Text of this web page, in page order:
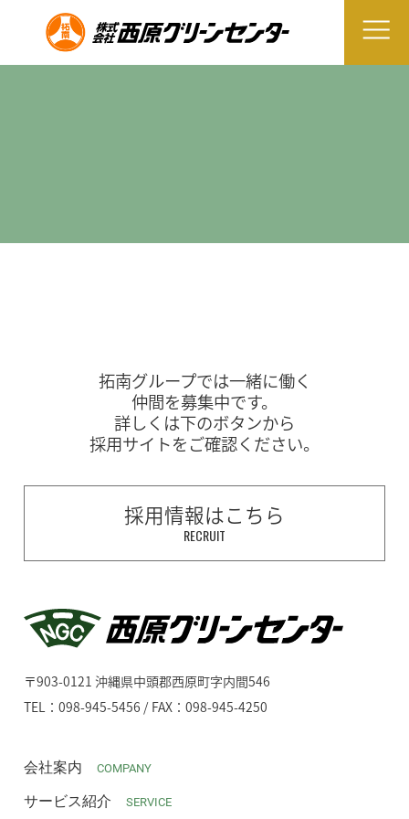
拓南グループでは一緒に働く
仲間を募集中です。
詳しくは下のボタンから
採用サイトをご確認ください。
採用情報はこちら
RECRUIT
〒903-0121 沖縄県中頭郡西原町字内間546
TEL：098-945-5456 / FAX：098-945-4250
会社案内 COMPANY
サービス紹介 SERVICE